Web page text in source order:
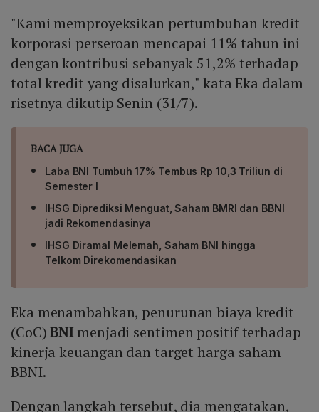
"Kami memproyeksikan pertumbuhan kredit
korporasi perseroan mencapai 11% tahun ini
dengan kontribusi sebanyak 51,2% terhadap
total kredit yang disalurkan," kata Eka dalam
risetnya dikutip Senin (31/7).
BACA JUGA
Laba BNI Tumbuh 17% Tembus Rp 10,3 Triliun di
Semester I
IHSG Diprediksi Menguat, Saham BMRI dan BBNI
jadi Rekomendasinya
IHSG Diramal Melemah, Saham BNI hingga
Telkom Direkomendasikan
Eka menambahkan, penurunan biaya kredit
(CoC)BNImenjadi sentimen positif terhadap
kinerja keuangan dan target harga saham
BBNI.
Dengan langkah tersebut, dia mengatakan,